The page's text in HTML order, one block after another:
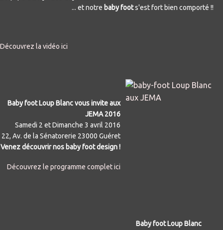
... et notre baby foots'est fort bien comporté !!
Découvrez la vidéo ici
Baby foot Loup Blanc vous invite aux
JEMA 2016
Samedi 2 et Dimanche 3 avril 2016
22, Av. de la Sénatorerie 23000 Guéret
Venez découvrir nos baby foot design !
Découvrez le programme complet ici
Baby foot Loup Blanc